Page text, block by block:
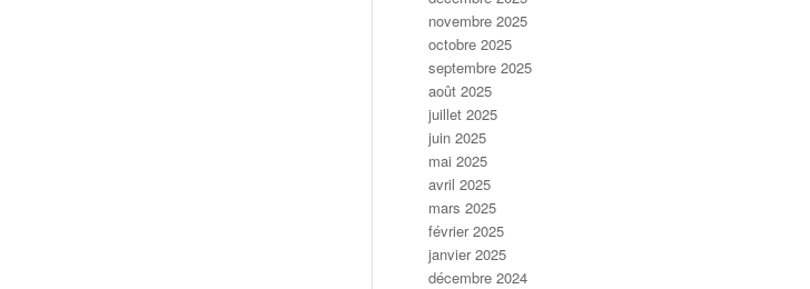
novembre 2025
octobre 2025
septembre 2025
août 2025
juillet 2025
juin 2025
mai 2025
avril 2025
mars 2025
février 2025
janvier 2025
décembre 2024